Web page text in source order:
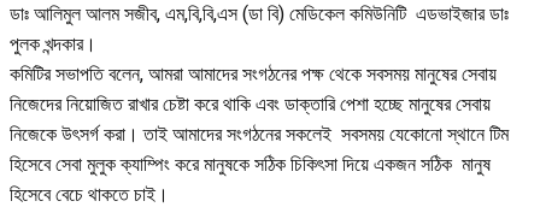
ডাঃ আলিমুল আলম সজীব, এম,বি,বি,এস (ডা বি) মেডিকেল কমিউনিটি এডভাইজার ডাঃ
পুলক খন্দকার।
কমিটির সভাপতি বলেন, আমরা আমাদের সংগঠনের পক্ষ থেকে সবসময় মানুষের সেবায়
নিজেদের নিয়োজিত রাখার চেষ্টা করে থাকি এবং ডাক্তারি পেশা হচ্ছে মানুষের সেবায়
নিজেকে উৎসর্গ করা। তাই আমাদের সংগঠনের সকলেই সবসময় যেকোনো স্থানে টিম
হিসেবে সেবা মুলুক ক্যাম্পিং করে মানুষকে সঠিক চিকিৎসা দিয়ে একজন সঠিক মানুষ
হিসেবে বেচে থাকতে চাই।